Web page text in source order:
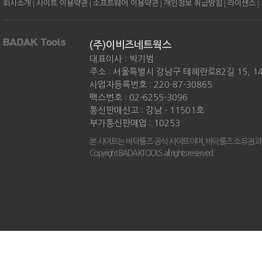
회사소개 | 사이트 이용약관 | 소프트웨어 이용약관 | 개인정보 취급방침 | 라이센스 |
(주)이비즈네트웍스
대표이사 : 박기범
주소 : 서울특별시 강남구 테헤란로82길 15,
사업자등록번호 : 220-87-30865
팩스번호 : 02-6255-3096
통신판매신고 : 강남 - 11501호
부가통신판매업 : 10253
본 사이트는 바닥툴즈 공식 사이트이며, 바닥툴즈 소유권
Copyright BADAKTOOLS all rights reserved.